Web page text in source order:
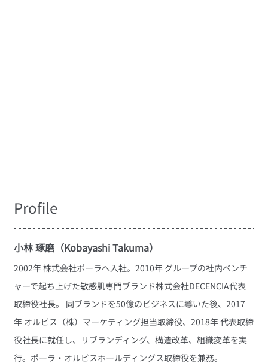
Profile
小林 琢磨（Kobayashi Takuma）
2002年 株式会社ポーラへ入社。2010年 グループの社内ベンチ
ャーで起ち上げた敏感肌専門ブランド株式会社DECENCIA代表
取締役社長。 同ブランドを50億のビジネスに導いた後、2017
年 オルビス（株）マーケティング担当取締役、2018年 代表取締
役社長に就任し、リブランディング、構造改革、組織変革を実
行。ポーラ・オルビスホールディングス取締役を兼務。